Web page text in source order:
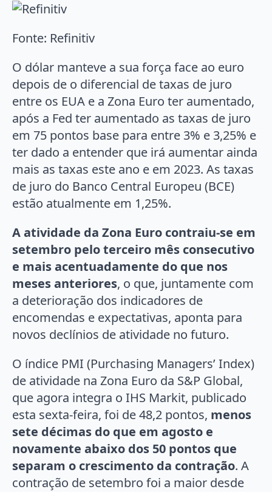
Fonte: Refinitiv
O dólar manteve a sua força face ao euro
depois de o diferencial de taxas de juro
entre os EUA e a Zona Euro ter aumentado,
após a Fed ter aumentado as taxas de juro
em 75 pontos base para entre 3% e 3,25% e
ter dado a entender que irá aumentar ainda
mais as taxas este ano e em 2023. As taxas
de juro do Banco Central Europeu (BCE)
estão atualmente em 1,25%.
A atividade da Zona Euro contraiu-se em
setembro pelo terceiro mês consecutivo
e mais acentuadamente do que nos
meses anteriores, o que, juntamente com
a deterioração dos indicadores de
encomendas e expectativas, aponta para
novos declínios de atividade no futuro.
O índice PMI (Purchasing Managers’ Index)
de atividade na Zona Euro da S&P Global,
que agora integra o IHS Markit, publicado
esta sexta-feira, foi de 48,2 pontos, menos
sete décimas do que em agosto e
novamente abaixo dos 50 pontos que
separam o crescimento da contração. A
contração de setembro foi a maior desde